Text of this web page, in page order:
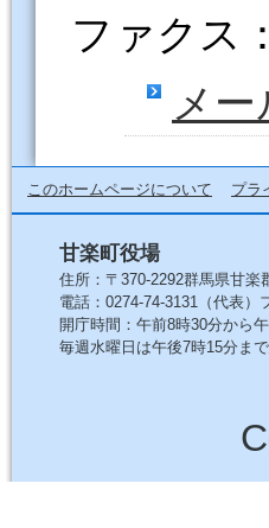
ファクス
メ
このホームページについて プラ
甘楽町役場
住所：〒370-2292群馬県甘楽
電話：0274-74-3131（代表）
開庁時間：午前8時30分から
毎週水曜日は午後7時15分ま